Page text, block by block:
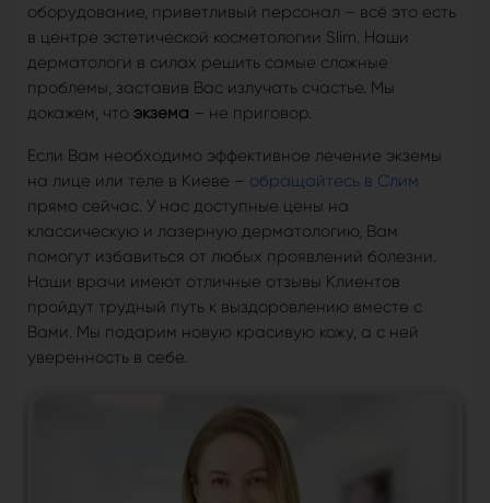
оборудование, приветливый персонал – всё это есть
в центре эстетической косметологии Slim. Наши
дерматологи в силах решить самые сложные
проблемы, заставив Вас излучать счастье. Мы
докажем, что экзема – не приговор.
Если Вам необходимо эффективное лечение экземы
на лице или теле в Киеве – обращайтесь в Слим
прямо сейчас. У нас доступные цены на
классическую и лазерную дерматологию, Вам
помогут избавиться от любых проявлений болезни.
Наши врачи имеют отличные отзывы Клиентов
пройдут трудный путь к выздоровлению вместе с
Вами. Мы подарим новую красивую кожу, а с ней
уверенность в себе.